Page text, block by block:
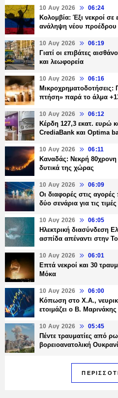
10 Αυγ 2026 06:24
Κολομβία: Έξι νεκροί σε
ανάληψη νέου προέδρου
10 Αυγ 2026 06:19
Γιατί οι επιβάτες
και λεωφορεία
10 Αυγ 2026 06:16
πτήση» παρά το άλμα
10 Αυγ 2026 06:12
Κέρδη 127,3 εκατ. ευρώ
CrediaBank και Optima
10 Αυγ 2026 06:11
Καναδάς: Νεκρή
δυτικά της χώρας
10 Αυγ 2026 06:09
Οι διαφορές στις
δύο σενάρια για τις τιμές
10 Αυγ 2026 06:05
Ηλεκτρική διασύνδεση
ασπίδα απέναντι στην
10 Αυγ 2026 06:01
Επτά νεκροί και 30
Μόκα
10 Αυγ 2026 06:00
Κόπωση στο Χ.Α.,
ετοιμάζει ο Β. Μαρινάκης
10 Αυγ 2026 05:45
Πέντε τραυματίες από
βορειοανατολική